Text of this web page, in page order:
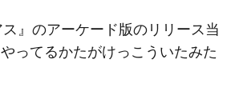
ス』のアーケード版のリリース当
ってるかたがけっこういたみた